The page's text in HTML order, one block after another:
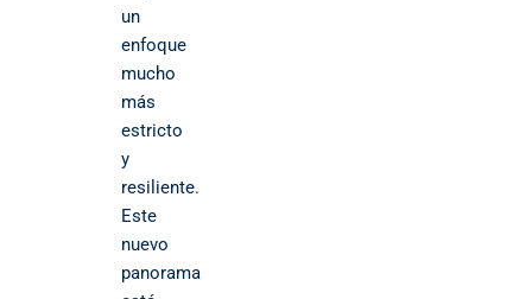
un
enfoque
mucho
más
estricto
y
resiliente.
Este
nuevo
panorama